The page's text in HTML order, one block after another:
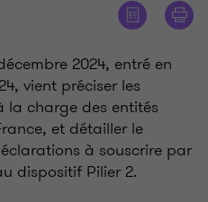
2024, entré en
vient préciser les
charge des entités
et détailler le
à souscrire par
dispositif Pilier 2.